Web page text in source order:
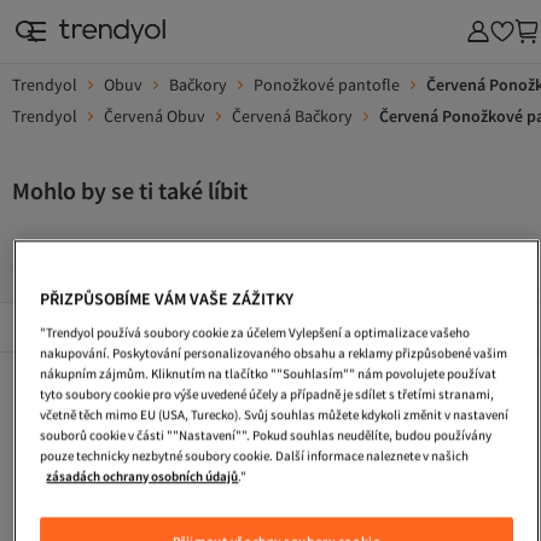
Trendyol Obuv Bačkory Ponožkové pantofle
Červená
Trendyol
Červená Obuv Červená Bačkory Červená Ponožkové
Mohlo by se ti také líbit
Popularni Značky Zobrazit vše
Zimni Boty Pracovni Boty
Turisticke Boty
Kabelka
Plazova Taska
Tasky Pres Rameno
Saty S Flitry
Dlouhe Vecerni Saty
Koktejlove Saty
PŘIZPŮSOBÍME VÁM VAŠE ZÁŽITKY
"Trendyol používá soubory cookie za účelem Vylepšení a optimalizace vašeho
nakupování. Poskytování personalizovaného obsahu a reklamy přizpůsobené vašim
nákupním zájmům. Kliknutím na tlačítko ""Souhlasím"" nám povolujete používat
tyto soubory cookie pro výše uvedené účely a případně je sdílet s třetími stranami,
včetně těch mimo EU (USA, Turecko). Svůj souhlas můžete kdykoli změnit v nastavení
souborů cookie v části ""Nastavení"". Pokud souhlas neudělíte, budou používány
pouze technicky nezbytné soubory cookie. Další informace naleznete v našich
zásadách ochrany osobních údajů."